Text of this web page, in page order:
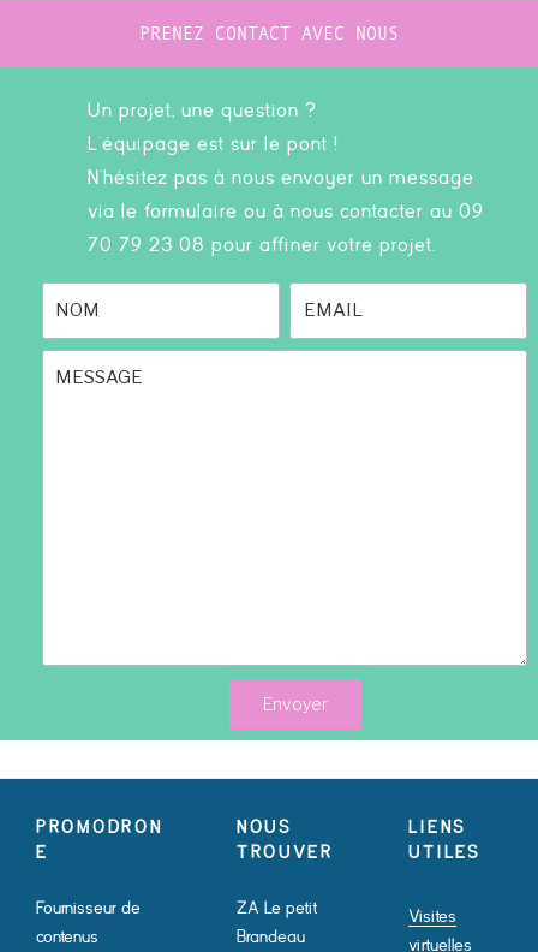
PRENEZ CONTACT AVEC NOUS
Un projet, une question ?
L'équipage est sur le pont !
N'hésitez pas à nous envoyer un message
via le formulaire ou à nous contacter au 09
70 79 23 08 pour affiner votre projet.
PROMODRON
E
Fournisseur de
contenus
NOUS
TROUVER
ZA Le petit
Brandeau
LIENS
UTILES
Visites
virtuelles